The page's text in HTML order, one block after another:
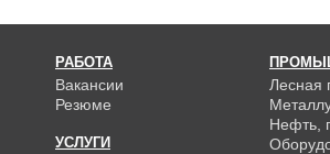
РАБОТА
Вакансии
Резюме
УСЛУГИ
Лесная
Нефть,